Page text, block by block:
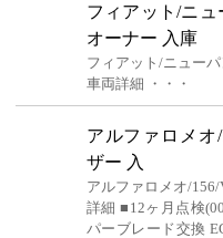
フィアット/ニ
オーナー 入庫
フィアット/ニュー
車両詳細 ・・・
アルファロメオ/
ザー 入
アルファロメオ/156/
詳細 ■12ヶ月点検
パーブレード交換